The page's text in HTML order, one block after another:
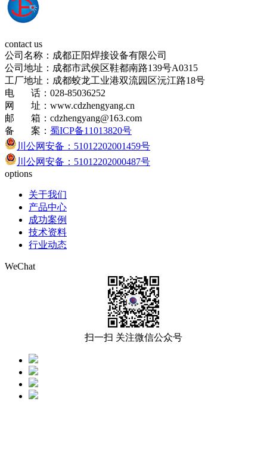
contact us
公司名称：成都正阳焊接设备有限公司
公司地址：成都市武侯区鞋都南路139号A0315
工厂地址：成都蛟龙工业港双流园区沅江路18号
电 话：028-85036252
网 址：www.cdzhengyang.cn
邮 箱：cdzhengyang@163.com
备 案： 蜀ICP备11013820号
川公网安备：51012202001459号
川公网安备：51012202000487号
options
关于我们
产品中心
成功案例
技术资料
行业动态
WeChat
扫一扫 关注微信公众号